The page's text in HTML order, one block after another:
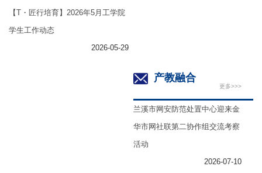
【T・匠行培育】2026年5月工学院
学生工作动态
2026-05-29
产教融合
更多>>>
兰溪市网安防范处置中心迎来金
华市网社联第二协作组交流考察
活动
2026-07-10